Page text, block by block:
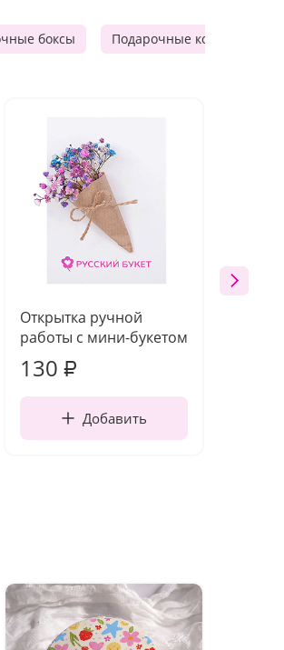
боксы Подарочные корзины
Открытка ручной
работы с мини-букетом
130 ₽
Добавить